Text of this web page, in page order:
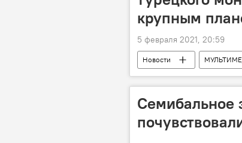
крупным
5 февраля 2021, 20:59
Новости
Азербайджан
Семибальное